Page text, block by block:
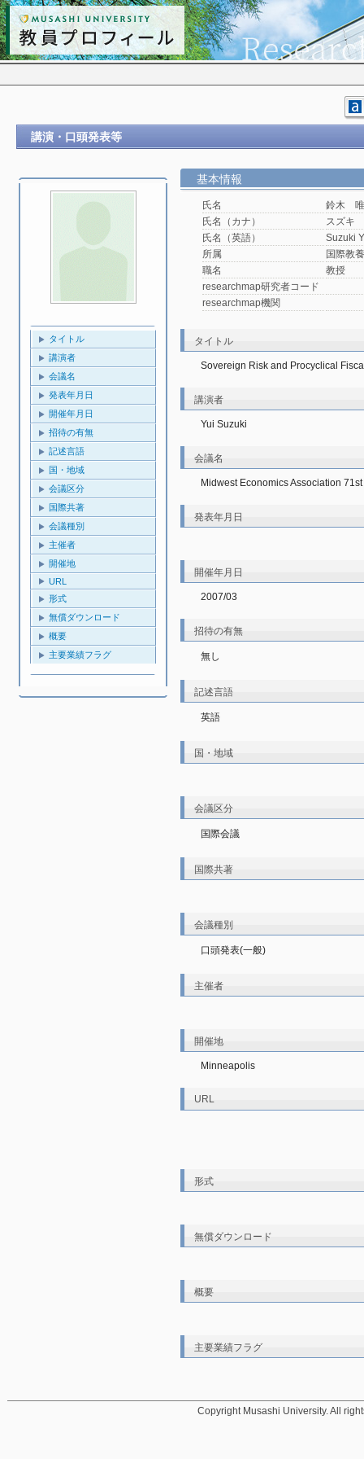
講演・口頭発表等
タイトル
講演者
会議名
発表年月日
開催年月日
招待の有無
記述言語
国・地域
会議区分
国際共著
会議種別
主催者
開催地
URL
形式
無償ダウンロード
概要
主要業績フラグ
基本情報
氏名
鈴木 唯
氏名（カナ）
スズキ
氏名（英語）
Suzuki
所属
国際教
職名
教授
researchmap研究者コード
researchmap機関
タイトル
Sovereign Risk and Procyclical
講演者
Yui Suzuki
会議名
Midwest Economics Association
発表年月日
開催年月日
2007/03
招待の有無
無し
記述言語
英語
国・地域
会議区分
国際会議
国際共著
会議種別
口頭発表(一般)
主催者
開催地
Minneapolis
URL
形式
無償ダウンロード
概要
主要業績フラグ